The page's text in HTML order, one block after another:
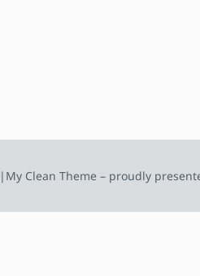
| My Clean Theme – proudly